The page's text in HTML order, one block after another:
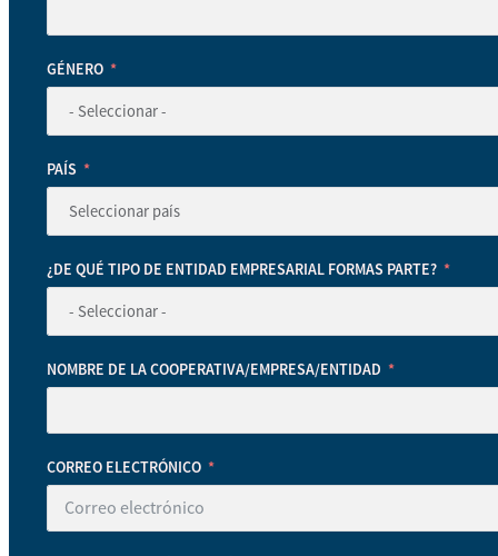
GÉNERO
PAÍS
¿DE QUÉ TIPO DE ENTIDAD EMPRESARIAL FORMAS PARTE?
NOMBRE DE LA COOPERATIVA/EMPRESA/ENTIDAD
CORREO ELECTRÓNICO